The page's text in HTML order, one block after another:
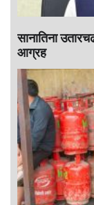
सानातिना
आग्रह